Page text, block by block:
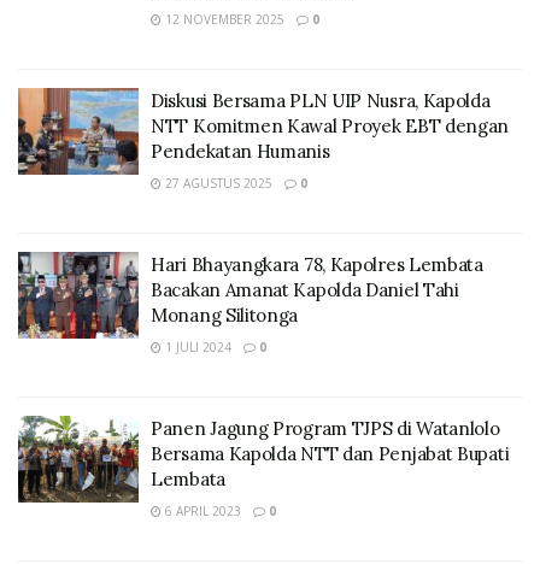
12 NOVEMBER 2025 0
Diskusi Bersama PLN UIP Nusra, Kapolda
NTT Komitmen Kawal Proyek EBT dengan
Pendekatan Humanis
27 AGUSTUS 2025 0
Hari Bhayangkara 78, Kapolres Lembata
Bacakan Amanat Kapolda Daniel Tahi
Monang Silitonga
1 JULI 2024 0
Panen Jagung Program TJPS di Watanlolo
Bersama Kapolda NTT dan Penjabat Bupati
Lembata
6 APRIL 2023 0